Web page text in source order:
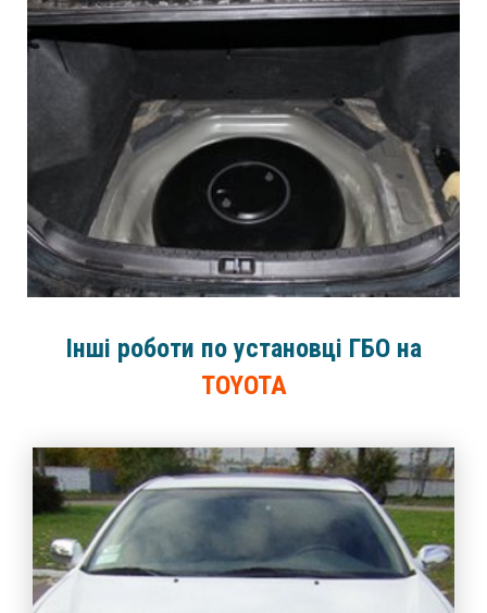
Інші роботи по установці ГБО на
TOYOTA